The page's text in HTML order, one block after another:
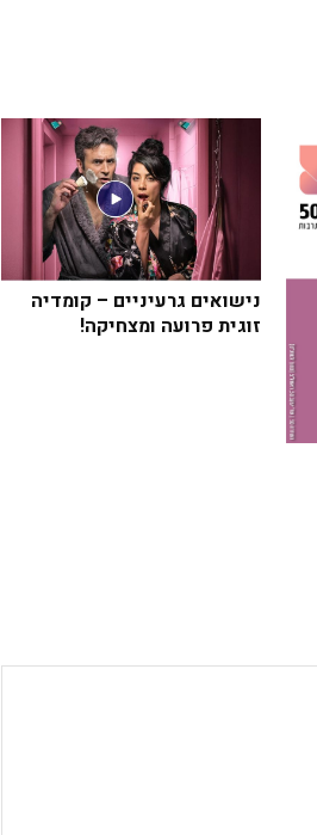
נישואים גרעיניים – קומדיה
זוגית פרועה ומצחיקה!